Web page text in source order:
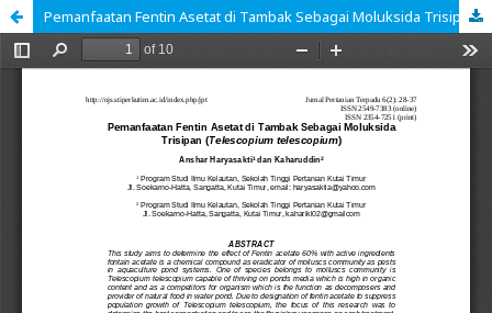
Pemanfaatan Fentin Asetat di Tambak Sebagai Moluksida Trisipan (Telescopium telescopium)